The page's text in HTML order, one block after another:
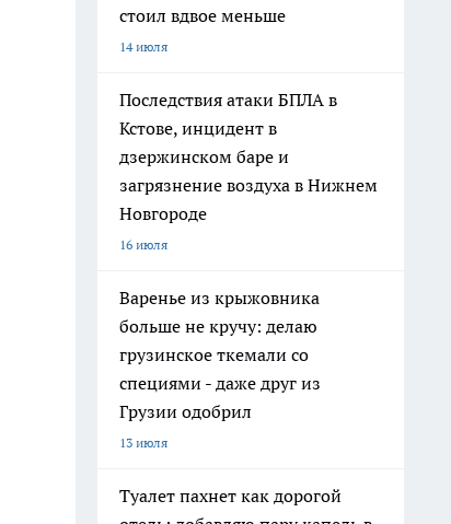
стоил вдвое меньше
14 июля
Последствия атаки БПЛА в
Кстове, инцидент в
дзержинском баре и
загрязнение воздуха в Нижнем
Новгороде
16 июля
Варенье из крыжовника
больше не кручу: делаю
грузинское ткемали со
специями - даже друг из
Грузии одобрил
13 июля
Туалет пахнет как дорогой